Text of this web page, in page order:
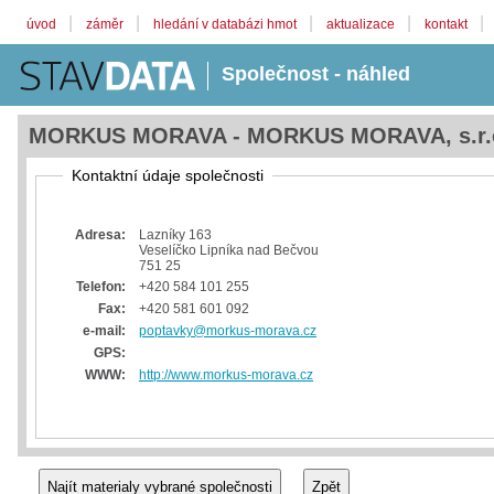
úvod záměr hledání v databázi hmot aktualizace kontakt
Společnost - náhled
MORKUS MORAVA - MORKUS MORAVA,
Kontaktní údaje společnosti
Adresa:
Lazníky 163
Veselíčko Lipníka nad Bečvou
751 25
Telefon:
+420 584 101 255
Fax:
+420 581 601 092
e-mail:
poptavky@morkus-morava.cz
GPS:
WWW:
http://www.morkus-morava.cz